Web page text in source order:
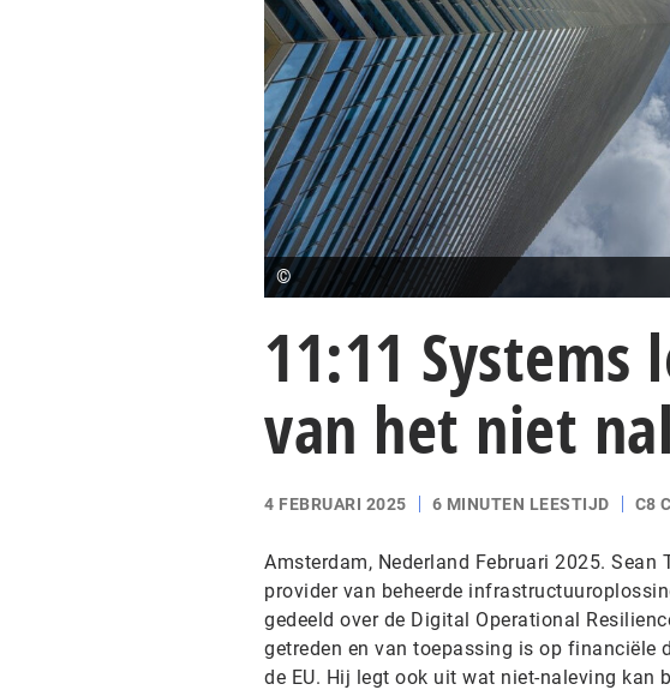
©
11:11
van het niet
4 FEBRUARI 2025 6 MINUTEN LEESTIJD C8
Amsterdam, Nederland Februari 2025.
provider van beheerde
gedeeld over de Digital Operational
getreden en van toepassing is op financiële
de EU. Hij legt ook uit wat niet-naleving